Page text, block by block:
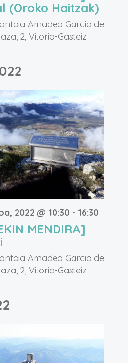
(Oroko Haitzak)
Amadeo Garcia de
2, Vitoria-Gasteiz
2022 @ 10:30 - 16:30
MENDIRA]
Amadeo Garcia de
2, Vitoria-Gasteiz